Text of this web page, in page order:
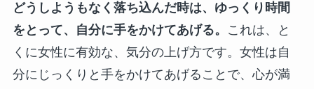
どうしようもなく落ち込んだ時は、ゆっくり時間
をとって、自分に手をかけてあげる。
これは、と
くに女性に有効な、気分の上げ方です。女性は自
分にじっくりと手をかけてあげることで、心が満